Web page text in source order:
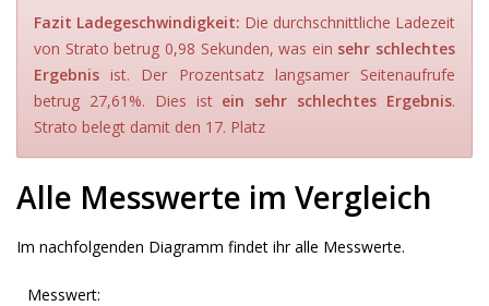
Fazit Ladegeschwindigkeit: Die durchschnittliche Ladezeit
von Strato betrug 0,98 Sekunden, was ein sehr schlechtes
Ergebnis ist. Der Prozentsatz langsamer Seitenaufrufe
betrug 27,61%. Dies ist ein sehr schlechtes Ergebnis.
Strato belegt damit den 17. Platz
Alle Messwerte im Vergleich
Im nachfolgenden Diagramm findet ihr alle Messwerte.
Messwert: